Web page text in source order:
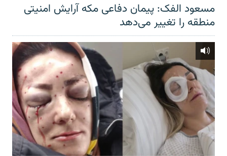
مسعود الفک: پیمان دفاعی مکه آرایش امنیتی
منطقه را تغییر می‌دهد